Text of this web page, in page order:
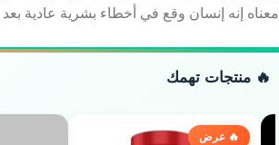
معناه إنه إنسان وقع في أخطاء بشرية عادية
🔥 منتجات تهمك
🔥 عرض